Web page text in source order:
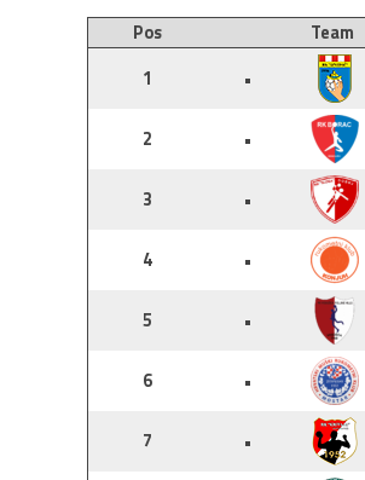
Pos Team
1
•
2 •
3 •
4 •
5 •
6 •
7 •